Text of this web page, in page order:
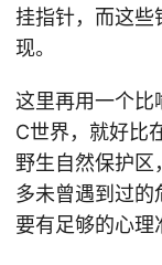
挂指针，而这些
现。
这里再用一个比
C世界，就好比
野生自然保护区
多未曾遇到过
要有足够的心理